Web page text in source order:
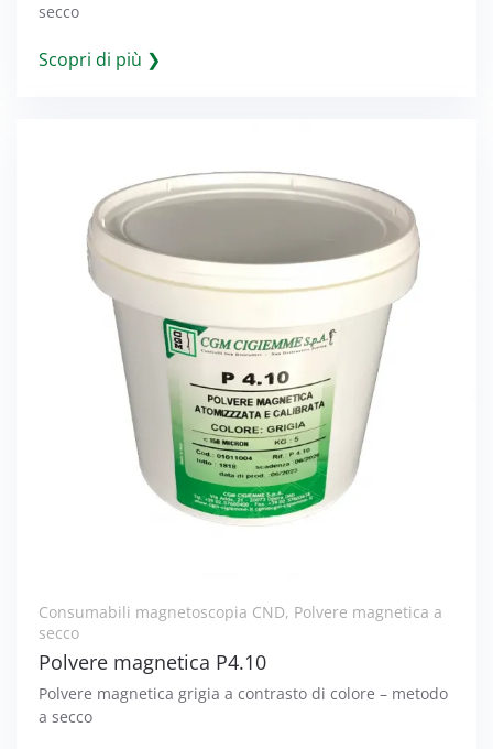
secco
Scopri di più ❯
Consumabili magnetoscopia CND, Polvere magnetica a
secco
Polvere magnetica P4.10
Polvere magnetica grigia a contrasto di colore – metodo
a secco